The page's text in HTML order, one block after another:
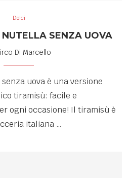
Dolci
SENZA UOVA
Di Marcello
uova è una versione
tiramisù: facile e
ogni occasione! Il tiramisù è
italiana …